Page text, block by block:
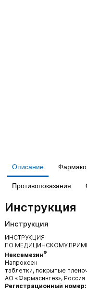
Описание
Противопоказания
Инструкция
Инструкция
ИНСТРУКЦИЯ
ПО МЕДИЦИНСКОМУ
Нексемезин®
Напроксен
таблетки, покрытые
АО «Фармасинтез», Россия
Регистрационный номер: